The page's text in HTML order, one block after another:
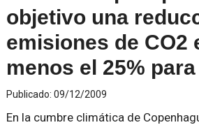
objetivo una
emisiones de CO2
menos el 25%
Publicado: 09/12/2009
En la cumbre climática de